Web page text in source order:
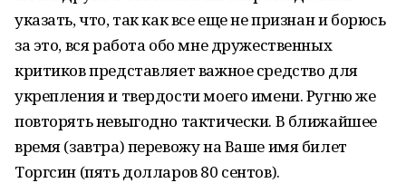
указать, что, так как все еще не признан и борюсь
за это, вся работа обо мне дружественных
критиков представляет важное средство для
укрепления и твердости моего имени. Ругню же
повторять невыгодно тактически. В ближайшее
время (завтра) перевожу на Ваше имя билет
Торгсин (пять долларов 80 сентов).